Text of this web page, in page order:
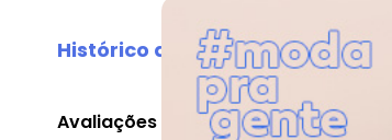
Histórico de preços
O preço apresentado abaixo é o menor
agosto/2026
Avaliações